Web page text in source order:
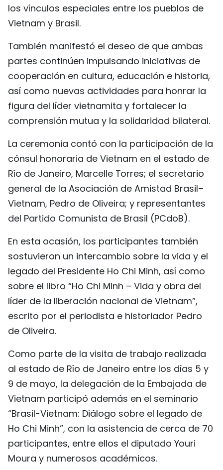
los vínculos especiales entre los pueblos de
Vietnam y Brasil.
También manifestó el deseo de que ambas
partes continúen impulsando iniciativas de
cooperación en cultura, educación e historia,
así como nuevas actividades para honrar la
figura del líder vietnamita y fortalecer la
comprensión mutua y la solidaridad bilateral.
La ceremonia contó con la participación de la
cónsul honoraria de Vietnam en el estado de
Río de Janeiro, Marcelle Torres; el secretario
general de la Asociación de Amistad Brasil–
Vietnam, Pedro de Oliveira; y representantes
del Partido Comunista de Brasil (PCdoB).
En esta ocasión, los participantes también
sostuvieron un intercambio sobre la vida y el
legado del Presidente Ho Chi Minh, así como
sobre el libro “Ho Chi Minh – Vida y obra del
líder de la liberación nacional de Vietnam”,
escrito por el periodista e historiador Pedro
de Oliveira.
Como parte de la visita de trabajo realizada
al estado de Río de Janeiro entre los días 5 y
9 de mayo, la delegación de la Embajada de
Vietnam participó además en el seminario
“Brasil-Vietnam: Diálogo sobre el legado de
Ho Chi Minh”, con la asistencia de cerca de 70
participantes, entre ellos el diputado Youri
Moura y numerosos académicos.